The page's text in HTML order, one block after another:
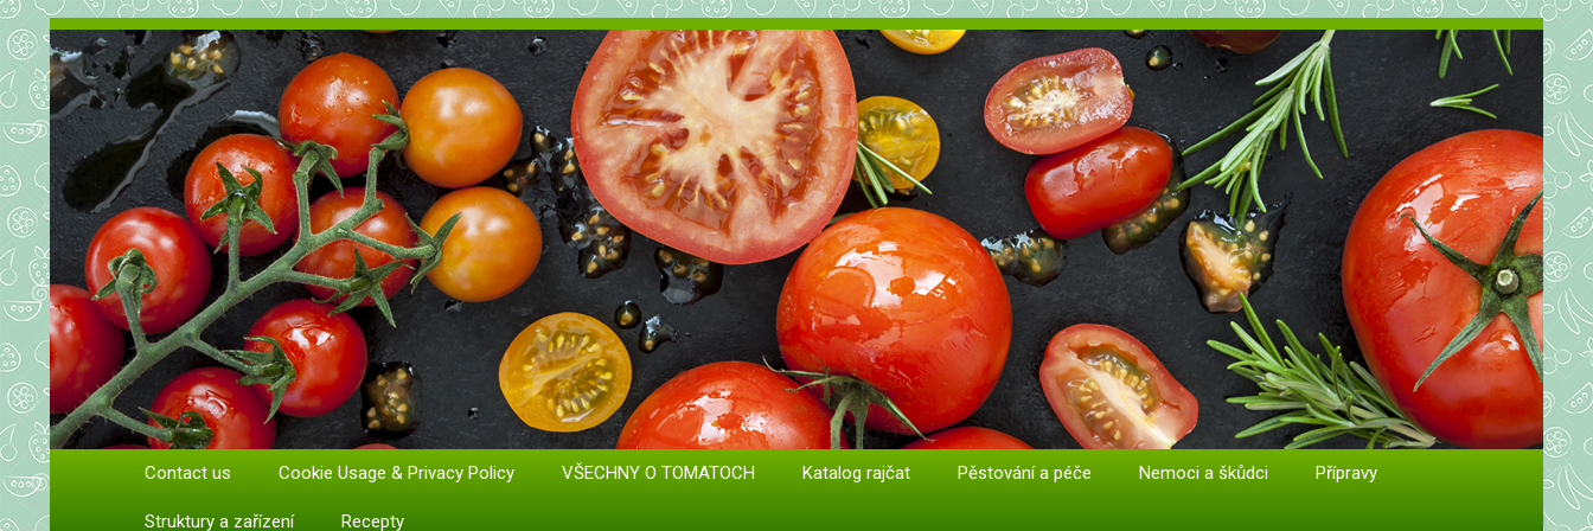
Vše o rajčatech. Pěstování rajčat. Odrůdy a sazenice.
Pěstování a péče o rajčata
Contact us Cookie Usage & Privacy Policy VŠECHNY O TOMATOCH Katalog rajčat Pěstování a péče Nemoci a škůdci Přípravy
Struktury a zařízení Recepty